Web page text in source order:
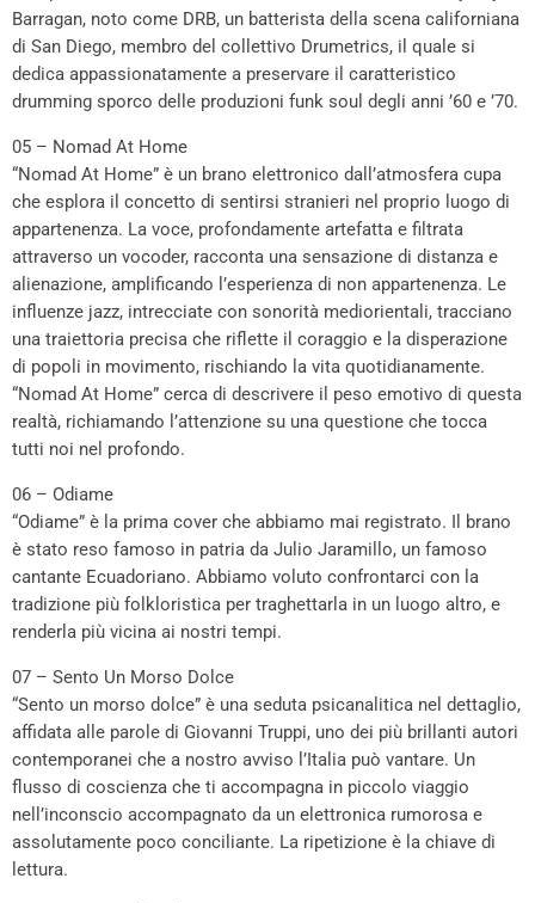
Barragan, noto come DRB, un batterista della scena californiana
di San Diego, membro del collettivo Drumetrics, il quale si
dedica appassionatamente a preservare il caratteristico
drumming sporco delle produzioni funk soul degli anni ’60 e ’70.
05 – Nomad At Home
“Nomad At Home” è un brano elettronico dall’atmosfera cupa
che esplora il concetto di sentirsi stranieri nel proprio luogo di
appartenenza. La voce, profondamente artefatta e filtrata
attraverso un vocoder, racconta una sensazione di distanza e
alienazione, amplificando l’esperienza di non appartenenza. Le
influenze jazz, intrecciate con sonorità mediorientali, tracciano
una traiettoria precisa che riflette il coraggio e la disperazione
di popoli in movimento, rischiando la vita quotidianamente.
“Nomad At Home” cerca di descrivere il peso emotivo di questa
realtà, richiamando l’attenzione su una questione che tocca
tutti noi nel profondo.
06 – Odiame
“Odiame” è la prima cover che abbiamo mai registrato. Il brano
è stato reso famoso in patria da Julio Jaramillo, un famoso
cantante Ecuadoriano. Abbiamo voluto confrontarci con la
tradizione più folkloristica per traghettarla in un luogo altro, e
renderla più vicina ai nostri tempi.
07 – Sento Un Morso Dolce
“Sento un morso dolce” è una seduta psicanalitica nel dettaglio,
affidata alle parole di Giovanni Truppi, uno dei più brillanti autori
contemporanei che a nostro avviso l’Italia può vantare. Un
flusso di coscienza che ti accompagna in piccolo viaggio
nell’inconscio accompagnato da un elettronica rumorosa e
assolutamente poco conciliante. La ripetizione è la chiave di
lettura.